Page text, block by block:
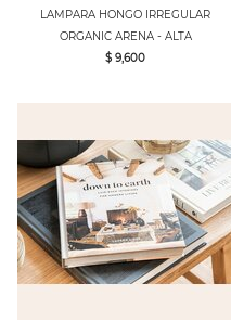
LAMPARA HONGO IRREGULAR
ORGANIC ARENA - ALTA
$ 9,600